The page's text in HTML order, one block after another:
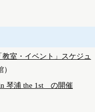
室・イベント」スケジュ
）
琴浦 the 1st の開催